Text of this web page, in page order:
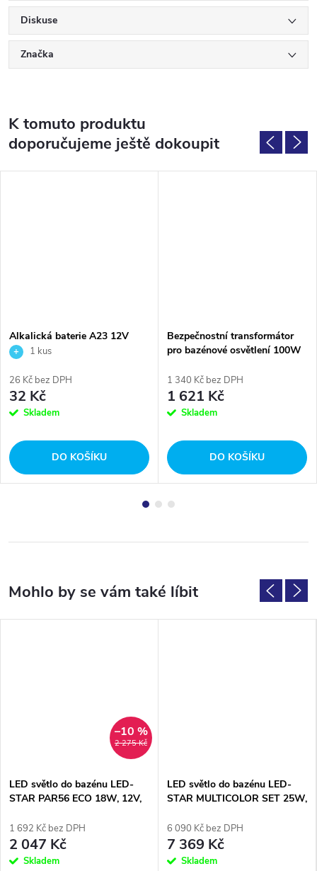
Diskuse
Značka
K tomuto produktu
doporučujeme ještě dokoupit
Alkalická baterie A23 12V
1 kus
26 Kč bez DPH
32 Kč
Skladem
DO KOŠÍKU
Bezpečnostní transformátor
pro bazénové osvětlení 100W
1 340 Kč bez DPH
1 621 Kč
Skladem
DO KOŠÍKU
2 275 Kč
–10 %
LED světlo do bazénu LED-
STAR PAR56 ECO 18W, 12V,
1 692 Kč bez DPH
2 047 Kč
Skladem
LED světlo do bazénu LED-
STAR MULTICOLOR SET 25W,
6 090 Kč bez DPH
7 369 Kč
Skladem